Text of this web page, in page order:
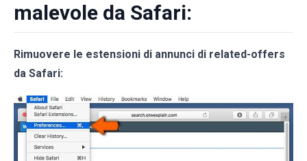
malevole da Safari:
Rimuovere le estensioni di annunci di related-offers
da Safari: